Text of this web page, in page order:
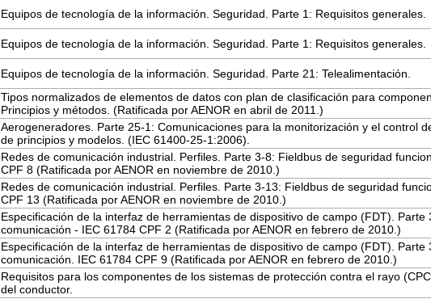
Equipos de tecnología de la información. Seguridad. Parte 1: Requisitos generales.
Equipos de tecnología de la información. Seguridad. Parte 1: Requisitos generales.
Equipos de tecnología de la información. Seguridad. Parte 21: Telealimentación.
Tipos normalizados de elementos de datos con plan de clasificación para
Principios y métodos. (Ratificada por AENOR en abril de 2011.)
Aerogeneradores. Parte 25-1: Comunicaciones para la monitorización y el control
de principios y modelos. (IEC 61400-25-1:2006).
Redes de comunicación industrial. Perfiles. Parte 3-8: Fieldbus de seguridad
CPF 8 (Ratificada por AENOR en noviembre de 2010.)
Redes de comunicación industrial. Perfiles. Parte 3-13: Fieldbus de seguridad
CPF 13 (Ratificada por AENOR en noviembre de 2010.)
Especificación de la interfaz de herramientas de dispositivo de campo (FDT).
comunicación - IEC 61784 CPF 2 (Ratificada por AENOR en febrero de 2010.)
Especificación de la interfaz de herramientas de dispositivo de campo (FDT).
comunicación. IEC 61784 CPF 9 (Ratificada por AENOR en febrero de 2010.)
Requisitos para los componentes de los sistemas de protección contra el rayo
del conductor.